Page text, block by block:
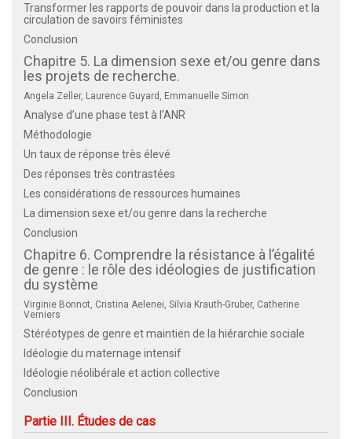
Transformer les rapports de pouvoir dans la production et la
circulation de savoirs féministes
Conclusion
Chapitre 5. La dimension sexe et/ou genre dans
les projets de recherche.
Angela Zeller, Laurence Guyard, Emmanuelle Simon
Analyse d’une phase test à l’ANR
Méthodologie
Un taux de réponse très élevé
Des réponses très contrastées
Les considérations de ressources humaines
La dimension sexe et/ou genre dans la recherche
Conclusion
Chapitre 6. Comprendre la résistance à l’égalité
de genre : le rôle des idéologies de justification
du système
Virginie Bonnot, Cristina Aelenei, Silvia Krauth-Gruber, Catherine
Verniers
Stéréotypes de genre et maintien de la hiérarchie sociale
Idéologie du maternage intensif
Idéologie néolibérale et action collective
Conclusion
Partie III. Études de cas